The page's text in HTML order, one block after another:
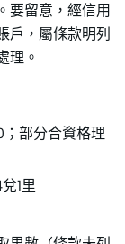
要留意，經信用
戶，屬條款明列
理。
部分合資格理
1里